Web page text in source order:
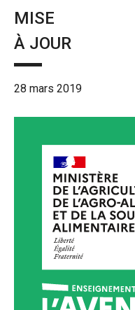
MISE
À JOUR
28 mars 2019